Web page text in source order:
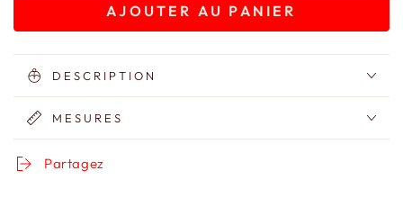
Sac
en
Toile
de
quantité
Sac
en
Toile
de
AJOUTER AU PANIER
DESCRIPTION
MESURES
Partagez